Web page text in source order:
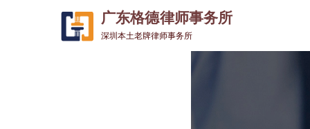
广东格德律师事务所
深圳本土老牌律师事务所